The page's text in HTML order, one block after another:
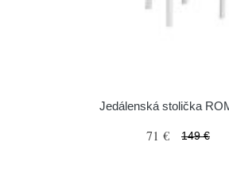
Jedálenská stolička
71 € 149 €